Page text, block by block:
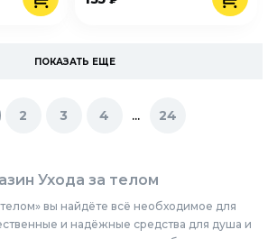
ПОКАЗАТЬ ЕЩЕ
2 3 4 ... 24
Ухода за телом
вы найдёте всё необходимое для
и надёжные средства для душа и